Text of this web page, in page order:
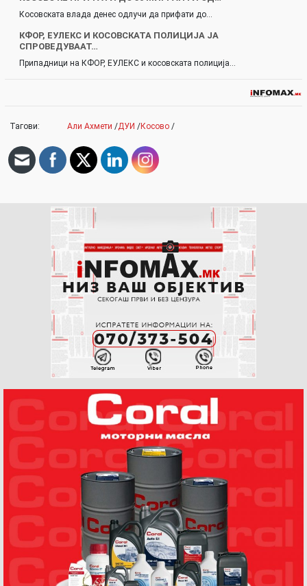
Косовската влада денес одлучи да прифати до…
КФОР, ЕУЛЕКС И КОСОВСКАТА ПОЛИЦИЈА ЈА
СПРОВЕДУВААТ…
Припадници на КФОР, ЕУЛЕКС и косовската полиција…
Тагови: Али Ахмети /ДУИ /Косово /